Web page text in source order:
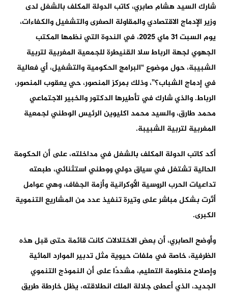
شارك السيد هشام صابري، كاتب الدولة المكلف بالشغل لدى
وزير الإدماج الاقتصادي والمقاولة الصغرى والتشغيل والكفاءات،
يوم السبت 31 ماي 2025، في الندوة التي نظمها المكتب
الجهوي لجهة الرباط سلا القنيطرة للجمعية المغربية لتربية
الشبيبة، حول موضوع “البرامج الحكومية والتشغيل، أي فعالية
في إدماج الشباب؟”، وذلك بمركز المنصور، حي يعقوب المنصور،
الرباط. والذي شارك في تأطيرها الدكتور والخبير الاجتماعي
محمد طارق، والسيد محمد اكليوين الرئيس الوطني لجمعية
المغربية لتربية الشبيبة.
أكد كاتب الدولة المكلف بالشغل في مداخلته، على أن الحكومة
الحالية تشتغل في سياق دولي ووطني استثنائي، طبعته
تداعيات الحرب الروسية الأوكرانية وأزمة الجفاف، وهي عوامل
أثّرت بشكل مباشر على وتيرة تنفيذ عدد من المشاريع التنموية
الكبرى.
وأوضح الصابري، أن بعض الاختلالات كانت قائمة حتى قبل هذه
الظرفية، خاصة في ملفات حيوية مثل تدبير الموارد المائية
وإصلاح منظومة التعليم، مشددًا على أن النموذج التنموي
الجديد، الذي أعطى جلالة الملك انطلاقته، يظل خارطة طريق